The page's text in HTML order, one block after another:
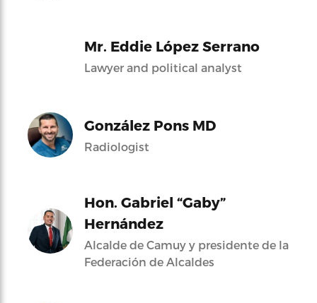
Mr. Eddie López Serrano
Lawyer and political analyst
González Pons MD
Radiologist
Hon. Gabriel “Gaby”
Hernández
Alcalde de Camuy y presidente de la
Federación de Alcaldes